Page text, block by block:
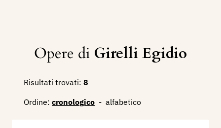
Opere di Girelli Egidio
Risultati trovati: 8
Ordine: cronologico - alfabetico